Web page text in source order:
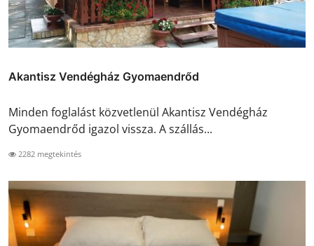
Akantisz Vendégház Gyomaendrőd
Minden foglalást közvetlenül Akantisz Vendégház
Gyomaendrőd igazol vissza. A szállás...
2282 megtekintés